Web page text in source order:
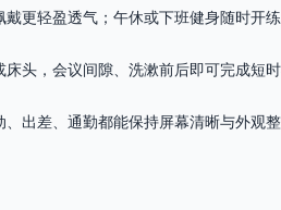
更轻盈透气；午休或下班健身随时开
头，会议间隙、洗漱前后即可完成短
出差、通勤都能保持屏幕清晰与外观